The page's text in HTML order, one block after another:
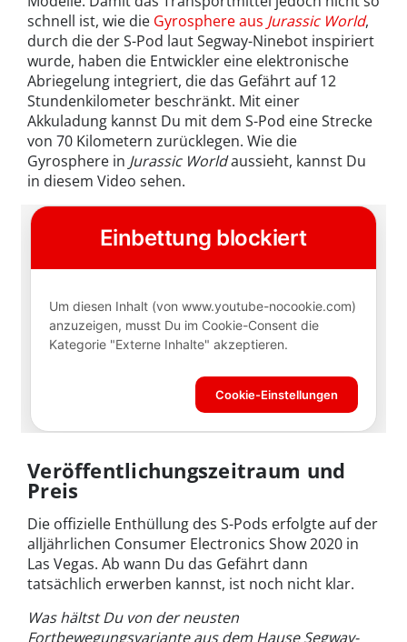
schnell ist, wie die Gyrosphere aus Jurassic World,
durch die der S-Pod laut Segway-Ninebot inspiriert
wurde, haben die Entwickler eine elektronische
Abriegelung integriert, die das Gefährt auf 12
Stundenkilometer beschränkt. Mit einer
Akkuladung kannst Du mit dem S-Pod eine Strecke
von 70 Kilometern zurücklegen. Wie die
Gyrosphere in Jurassic Worldaussieht, kannst Du
in diesem Video sehen.
Veröffentlichungszeitraum und
Preis
Die offizielle Enthüllung des S-Pods erfolgte auf der
alljährlichen Consumer Electronics Show 2020 in
Las Vegas. Ab wann Du das Gefährt dann
tatsächlich erwerben kannst, ist noch nicht klar.
Was hältst Du von der neusten
Fortbewegungsvariante aus dem Hause Segway-